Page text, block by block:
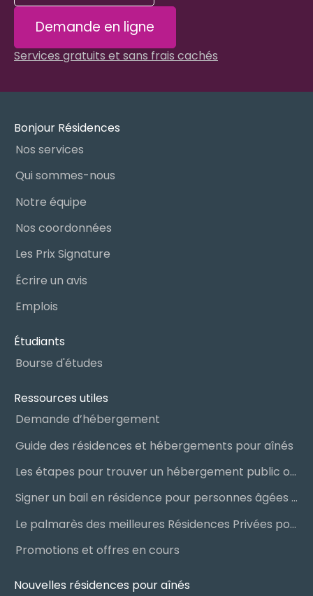
Demande en ligne
Services gratuits et sans frais cachés
Bonjour Résidences
Nos services
Qui sommes-nous
Notre équipe
Nos coordonnées
Les Prix Signature
Écrire un avis
Emplois
Étudiants
Bourse d'études
Ressources utiles
Demande d’hébergement
Guide des résidences et hébergements pour aînés
Les étapes pour trouver un hébergement public ou privé
Signer un bail en résidence pour personnes âgées (RPA) : ce qu’il faut savoir
Le palmarès des meilleures Résidences Privées pour Aînés (RPA)
Promotions et offres en cours
Nouvelles résidences pour aînés